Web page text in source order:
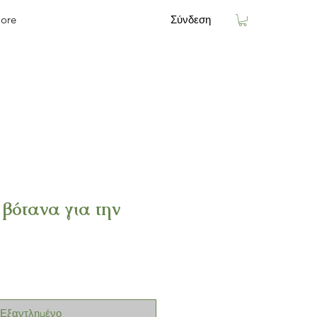
Σύνδεση
για την
Εξαντλημένο